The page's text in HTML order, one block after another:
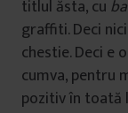
titlul ăsta, cu
graffiti. Deci
chestie. Deci e
cumva, pentru
pozitiv în toată